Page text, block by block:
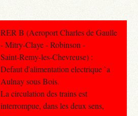
RER B (Aeroport Charles de Gaulle
- Mitry-Claye - Robinson -
Saint-Remy-les-Chevreuse) :
Defaut d'alimentation electrique `a
Aulnay sous Bois.
La circulation des trains est
interrompue, dans les deux sens,